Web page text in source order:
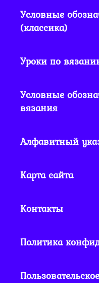
Условные
(классика)
Уроки по
Условные
вязания
Алфавитный
Карта сайта
Контакты
Политика